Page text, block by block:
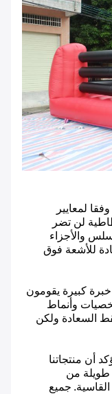
لمعايير
لن تضر
والأجزاء
للأشعة فوق
كبيرة يقومون
وأنماط
السعادة ولكن
أن منتجاتنا
طويلة من
جميع